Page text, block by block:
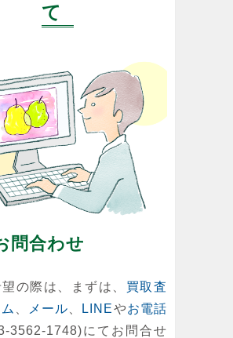
て
問合わせ
の際は、まずは、 買取査
メール LINEやお電話
3562-1748)にてお問合せ